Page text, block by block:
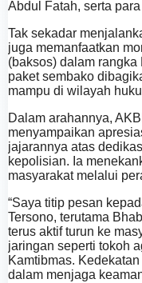
Abdul Fatah, serta
Tak sekadar
juga memanfaatkan
(baksos) dalam
paket sembako
mampu di wilayah
Dalam arahannya,
menyampaikan
jajarannya atas
kepolisian. Ia
masyarakat melalui
“Saya titip pesan
Tersono, terutama
terus aktif turun ke
jaringan seperti tokoh
Kamtibmas.
dalam menjaga